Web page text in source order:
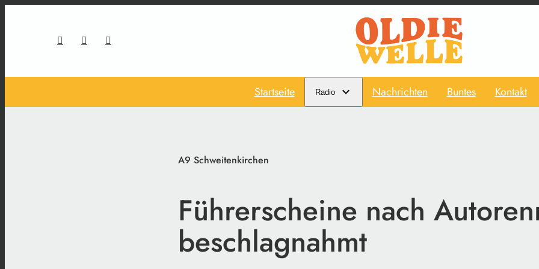
Startseite Radio Nachrichten Buntes Kontakt
A9 Schweitenkirchen
Führerscheine nach
beschlagnahmt